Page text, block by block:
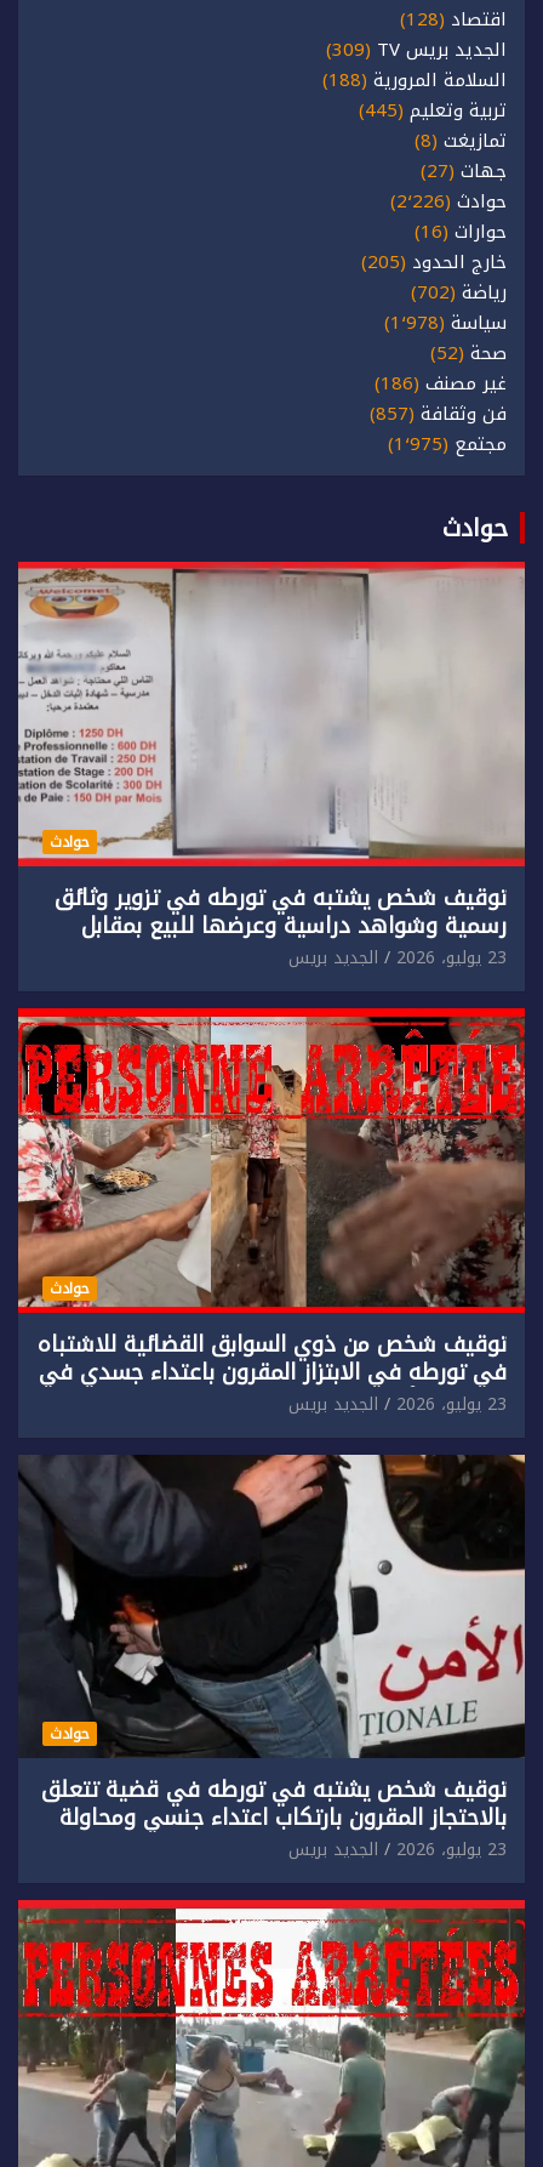
اقتصاد (128)
الجديد بريس TV
(309)
السلامة المرورية (188)
تربية وتعليم (445)
تمازيغت (8)
جهات (27)
حوادث (2٬226)
حوارات (16)
خارج الحدود (205)
رياضة (702)
سياسة (1٬978)
صحة (52)
غير مصنف (186)
فن وثقافة (857)
مجتمع (1٬975)
حوادث
حوادث
توقيف شخص يشتبه في تورطه في تزوير وثائق
رسمية وشواهد دراسية وعرضها للبيع بمقابل
مادي.
23 يوليو، 2026 الجديد بريس
حوادث
توقيف شخص من ذوي السوابق القضائية للاشتباه
في تورطه في الابتزاز المقرون باعتداء جسدي في
حق سائح أجنبي.
23 يوليو، 2026 الجديد بريس
حوادث
توقيف شخص يشتبه في تورطه في قضية تتعلق
بالاحتجاز المقرون بارتكاب اعتداء جنسي ومحاولة
إضرام النار عمدا.
23 يوليو، 2026 الجديد بريس